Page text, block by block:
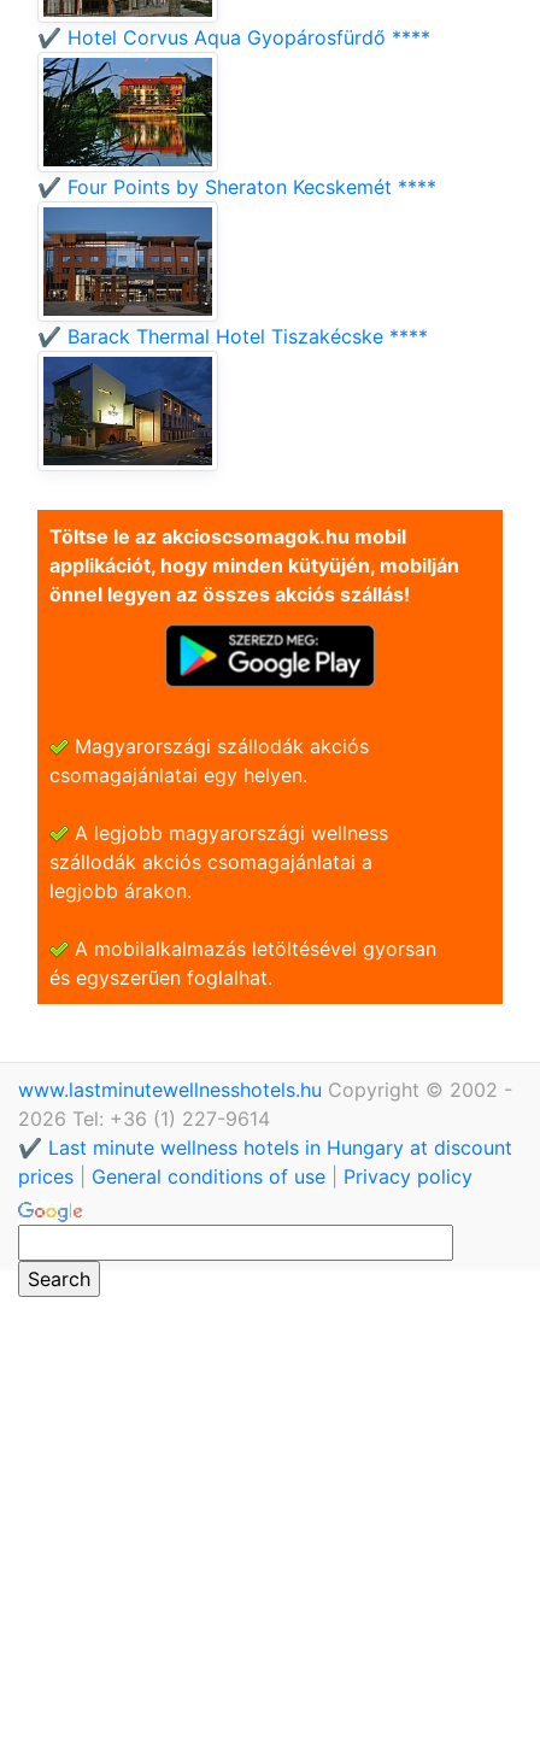
✔️ Hotel Corvus Aqua Gyopárosfürdő ****
✔️ Four Points by Sheraton Kecskemét ****
✔️ Barack Thermal Hotel Tiszakécske ****
Töltse le az akcioscsomagok.hu mobil
applikációt, hogy minden kütyüjén, mobilján
önnel legyen az összes akciós szállás!
Magyarországi szállodák akciós
csomagajánlatai egy helyen.
A legjobb magyarországi wellness
szállodák akciós csomagajánlatai a
legjobb árakon.
A mobilalkalmazás letöltésével gyorsan
és egyszerũen foglalhat.
www.lastminutewellnesshotels.hu Copyright © 2002 -
2026 Tel: +36 (1) 227-9614
✔️ Last minute wellness hotels in Hungary at discount
prices
General conditions of use Privacy policy